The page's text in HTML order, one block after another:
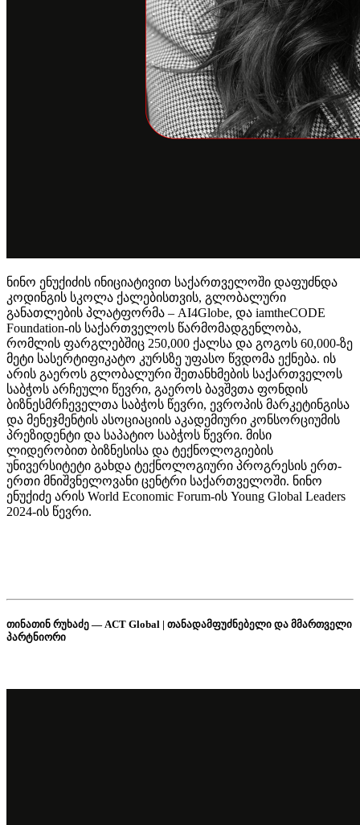
ნინო ენუქიძის ინიციატივით საქართველოში დაფუძნდა
კოდინგის სკოლა ქალებისთვის, გლობალური
განათლების პლატფორმა – AI4Globe, და iamtheCODE
Foundation-ის საქართველოს წარმომადგენლობა,
რომლის ფარგლებშიც 250,000 ქალსა და გოგოს 60,000-ზე
მეტი სასერტიფიკატო კურსზე უფასო წვდომა ექნება. ის
არის გაეროს გლობალური შეთანხმების საქართველოს
საბჭოს არჩეული წევრი, გაეროს ბავშვთა ფონდის
ბიზნესმრჩეველთა საბჭოს წევრი, ევროპის მარკეტინგისა
და მენეჯმენტის ასოციაციის აკადემიური კონსორციუმის
პრეზიდენტი და საპატიო საბჭოს წევრი. მისი
ლიდერობით ბიზნესისა და ტექნოლოგიების
უნივერსიტეტი გახდა ტექნოლოგიური პროგრესის ერთ-
ერთი მნიშვნელოვანი ცენტრი საქართველოში. ნინო
ენუქიძე არის World Economic Forum-ის Young Global Leaders
2024-ის წევრი.
თინათინ რუხაძე — ACT Global | თანადამფუძნებელი და მმართველი
პარტნიორი